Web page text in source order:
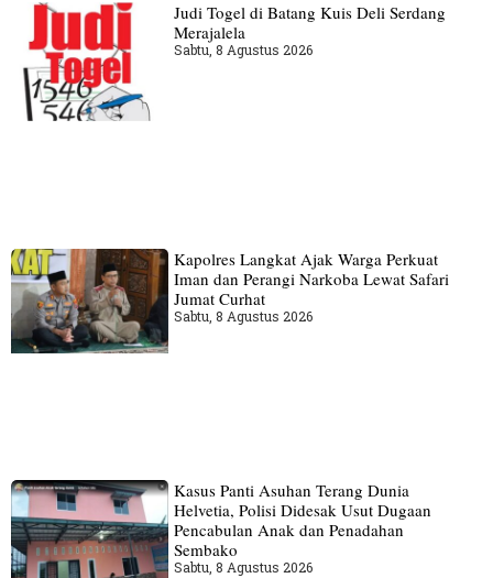
Judi Togel di Batang Kuis Deli Serdang
Merajalela
Sabtu, 8 Agustus 2026
Kapolres Langkat Ajak Warga Perkuat
Iman dan Perangi Narkoba Lewat Safari
Jumat Curhat
Sabtu, 8 Agustus 2026
Kasus Panti Asuhan Terang Dunia
Helvetia, Polisi Didesak Usut Dugaan
Pencabulan Anak dan Penadahan
Sembako
Sabtu, 8 Agustus 2026